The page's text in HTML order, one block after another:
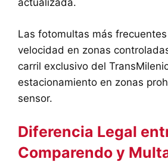
actualizada.
Las fotomultas más
velocidad en zonas
carril exclusivo del
estacionamiento en zonas
sensor.
Diferencia Legal
Comparendo y